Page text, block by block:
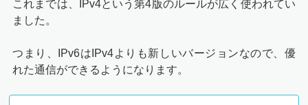
これまでは、IPv4という第4版のルールが広く使われてい
ました。
つまり、IPv6はIPv4よりも新しいバージョンなので、優
れた通信ができるようになります。